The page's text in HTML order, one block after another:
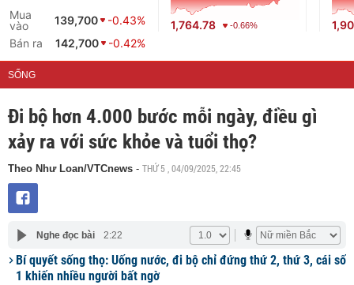
Mua
vào
139,700
-0.43%
Bán ra
142,700 -0.42%
1,764.78 -0.66%
SỐNG
Đi bộ hơn 4.000 bước mỗi ngày, điều gì
xảy ra với sức khỏe và tuổi thọ?
Theo Như Loan/VTCnews - THỨ 5 , 04/09/2025, 22:45
Nghe đọc bài 2:22
Bí quyết sống thọ: Uống nước, đi bộ chỉ đứng thứ 2, thứ 3, cái số
1 khiến nhiều người bất ngờ